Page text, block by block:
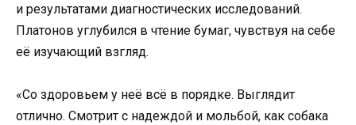
и результатами диагностических исследований.
Платонов углубился в чтение бумаг, чувствуя на себе
её изучающий взгляд.
«Со здоровьем у неё всё в порядке. Выглядит
отлично. Смотрит с надеждой и мольбой, как собака